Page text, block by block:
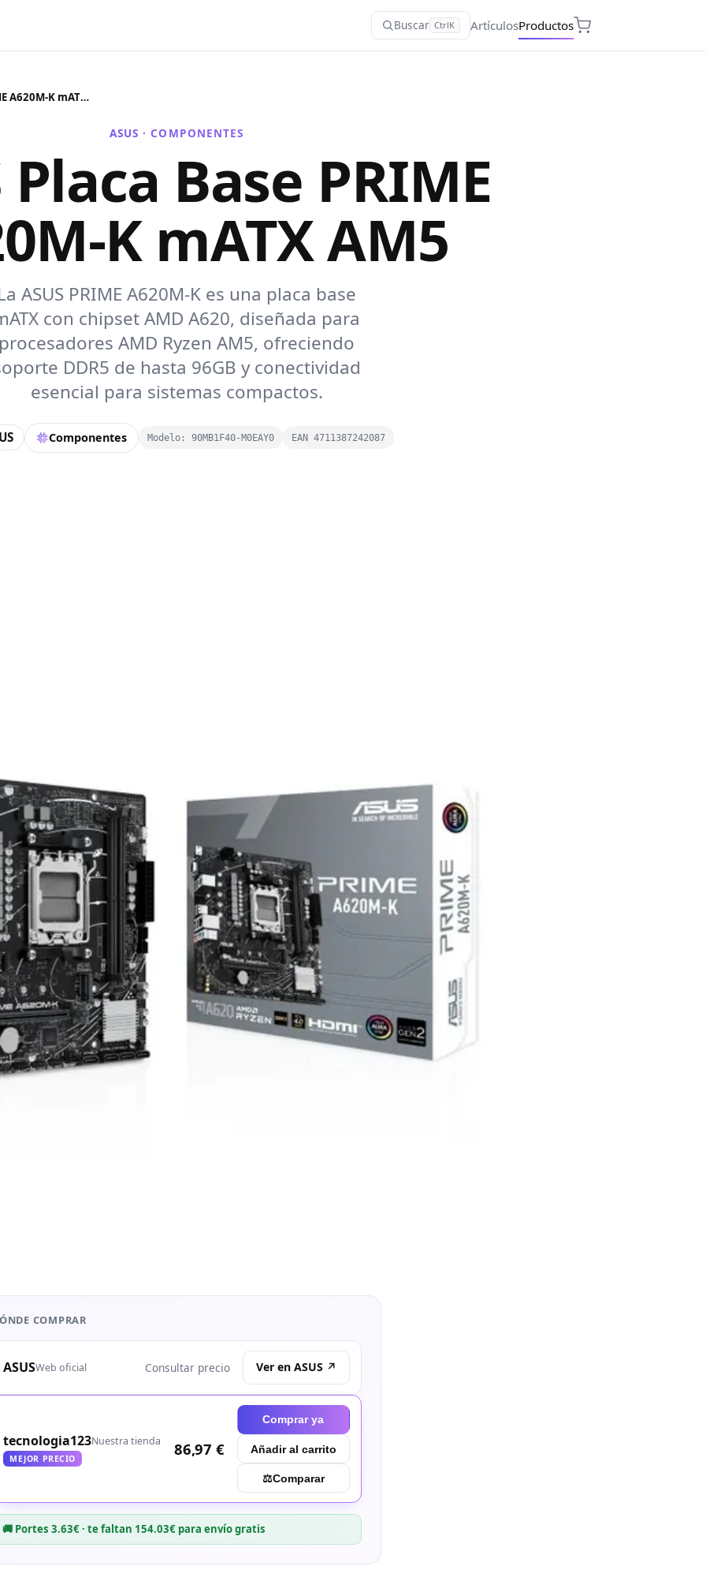
Buscar CtrlK ArtículosProductos
ASUS Placa Base PRIME A620M-K mATX AM5
ASUS ·COMPONENTES
Placa Base PRIME
K mATX AM5
ASUS PRIME A620M-K es una placa base
con chipset AMD A620, diseñada para
AMD Ryzen AM5, ofreciendo
DDR5 de hasta 96GB y conectividad
esencial para sistemas compactos.
Componentes Modelo: 90MB1F40-M0EAY0 EAN 4711387242087
COMPRAR
ASUSWeb oficial Consultar precio Ver en ASUS ↗
tecnologia123Nuestra tienda
MEJOR PRECIO
86,97 €
Comprar ya
Añadir al carrito
⚖︎Comparar
🚚 Portes 3.63€ · te faltan 154.03€ para envío gratis